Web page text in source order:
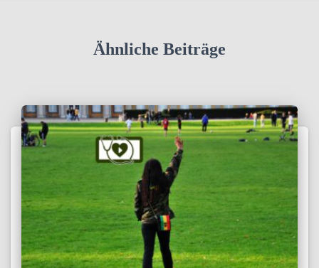
Ähnliche Beiträge